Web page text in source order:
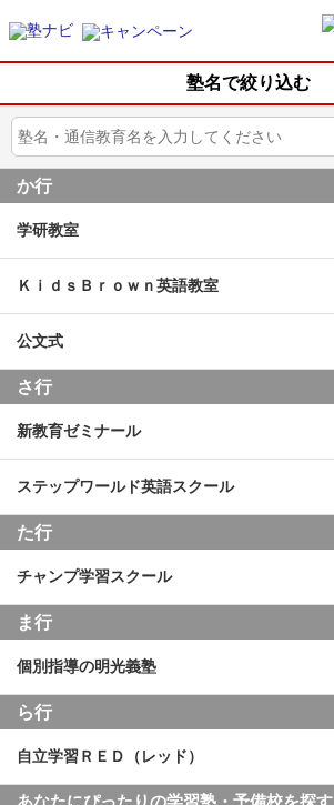
塾名で絞り込む
か行
学研教室
ＫｉｄｓＢｒｏｗｎ英語教室
公文式
さ行
新教育ゼミナール
ステップワールド英語スクール
た行
チャンプ学習スクール
ま行
個別指導の明光義塾
ら行
自立学習ＲＥＤ（レッド）
あなたにぴったりの学習塾・予備校を探す